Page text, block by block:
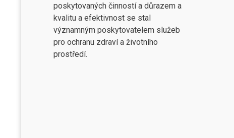
poskytovaných činností a důrazem a
kvalitu a efektivnost se stal
významným poskytovatelem služeb
pro ochranu zdraví a životního
prostředí.